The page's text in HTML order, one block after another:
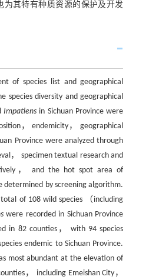
为其特有种质资源的保护及开发
of species list and geographical
species diversity and geographical
Impatiens in Sichuan Province were
， endemicity， geographical
Province were analyzed through
， specimen textual research and
， and the hot spot area of
by screening algorithm.
of 108 wild species （including
were recorded in Sichuan Province
in 82 counties， with 94 species
endemic to Sichuan Province.
most abundant at the elevation of
， including Emeishan City，